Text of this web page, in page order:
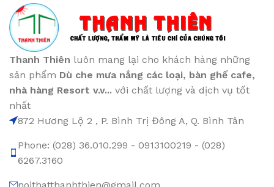
Thanh Thiên luôn mang lại cho khách hàng những
sản phẩm Dù che mưa nắng các loại, bàn ghế cafe,
nhà hàng Resort v.v... với chất lượng và dịch vụ tốt
nhất
872 Hương Lộ 2 , P. Bình Trị Đông A, Q. Bình Tân
Phone: (028) 36.010.299 - 0913100219 - (028)
6267.3160